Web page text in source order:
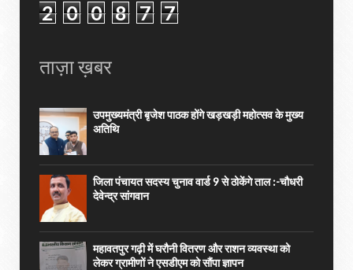
2 0 0 8 7 7
ताज़ा ख़बर
उपमुख्यमंत्री बृजेश पाठक होंगे खड़खड़ी महोत्सव के मुख्य
अतिथि
जिला पंचायत सदस्य चुनाव वार्ड 9 से ठोकेंगे ताल :-चौधरी
देवेन्द्र सांगवान
महावतपुर गढ़ी में घरौनी वितरण और राशन व्यवस्था को
लेकर ग्रामीणों ने एसडीएम को सौंपा ज्ञापन